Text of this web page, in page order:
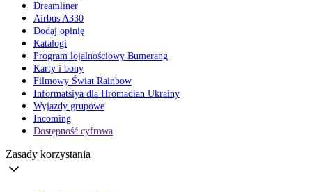
Dreamliner
Airbus A330
Dodaj opinię
Katalogi
Program lojalnościowy Bumerang
Karty i bony
Filmowy Świat Rainbow
Informatsiya dla Hromadian Ukrainy
Wyjazdy grupowe
Incoming
Dostępność cyfrowa
Zasady korzystania